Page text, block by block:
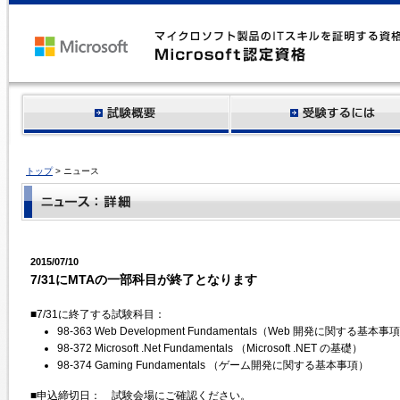
トップ> ニュース
2015/07/10
7/31にMTAの一部科目が終了となります
■7/31に終了する試験科目：
98-363 Web Development Fundamentals（Web 開発に関する基本事
98-372 Microsoft .Net Fundamentals （Microsoft .NET の基礎）
98-374 Gaming Fundamentals （ゲーム開発に関する基本事項）
■申込締切日： 試験会場にご確認ください。